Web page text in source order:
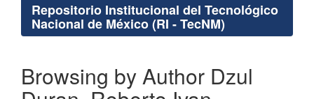
Repositorio Institucional del Tecnológico
Nacional de México (RI - TecNM)
Browsing by Author Dzul